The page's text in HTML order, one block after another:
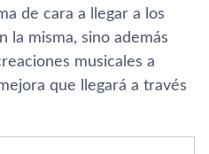
de cara a llegar a los
la misma, sino además
musicales a
que llegará a través